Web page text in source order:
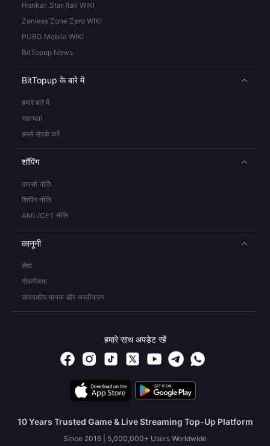
Honkai: Star Rail WIKI
Zenless Zone Zero WIKI
PUBG Mobile WIKI
BitTopup News
BitTopup के बारे में
हमारे बारे में
सहायता
हमसे संपर्क करें
शॉपिंग
वापसी नीति
शिपिंग नीति
AML/CFT नीति
कानूनी
सेवा
गोपनीयता
संपादकीय मानक और अस्वीकरण
हमारे साथ अपडेट रहें
10 Years Trusted Game & Live Streaming Top-Up Platform
Since 2016 | 5,000,000+ Users Worldwide